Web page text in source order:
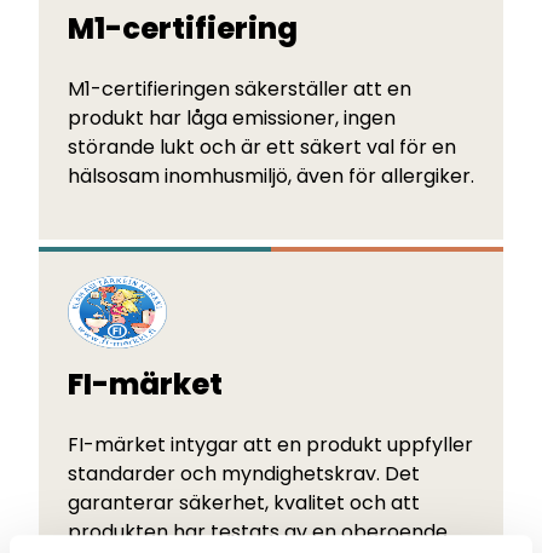
M1-certifiering
M1-certifieringen säkerställer att en
produkt har låga emissioner, ingen
störande lukt och är ett säkert val för en
hälsosam inomhusmiljö, även för allergiker.
FI-märket
FI-märket intygar att en produkt uppfyller
standarder och myndighetskrav. Det
garanterar säkerhet, kvalitet och att
produkten har testats av en oberoende